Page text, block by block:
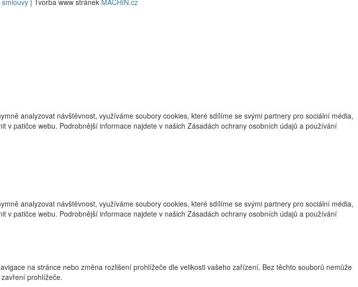
analyzovat návštěvnost, využíváme soubory cookies, které sdílíme se svými partnery pro sociální média,
patičce webu. Podrobnější informace najdete v našich Zásadách ochrany osobních údajů a používání
analyzovat návštěvnost, využíváme soubory cookies, které sdílíme se svými partnery pro sociální média,
patičce webu. Podrobnější informace najdete v našich Zásadách ochrany osobních údajů a používání
na stránce nebo změna rozlišení prohlížeče dle velikosti vašeho zařízení. Bez těchto souborů nemůže
prohlížeče.